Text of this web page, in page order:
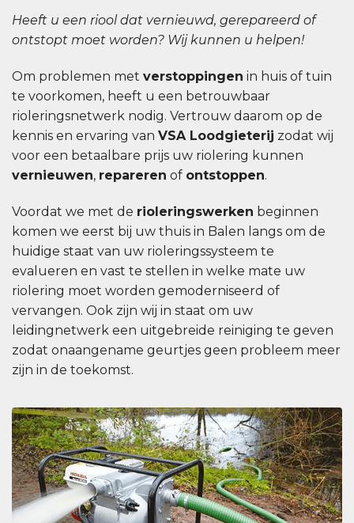
Heeft u een riool dat vernieuwd, gerepareerd of
ontstopt moet worden? Wij kunnen u helpen!
Om problemen met verstoppingen in huis of tuin
te voorkomen, heeft u een betrouwbaar
rioleringsnetwerk nodig. Vertrouw daarom op de
kennis en ervaring van VSA Loodgieterij zodat wij
voor een betaalbare prijs uw riolering kunnen
vernieuwen, repareren of ontstoppen.
Voordat we met de rioleringswerken beginnen
komen we eerst bij uw thuis in Balen langs om de
huidige staat van uw rioleringssysteem te
evalueren en vast te stellen in welke mate uw
riolering moet worden gemoderniseerd of
vervangen. Ook zijn wij in staat om uw
leidingnetwerk een uitgebreide reiniging te geven
zodat onaangename geurtjes geen probleem meer
zijn in de toekomst.